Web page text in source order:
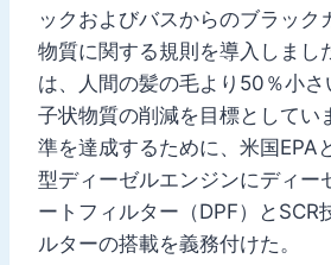
ックおよびバスからのブラック
物質に関する規則を導入しまし
は、人間の髪の毛より50％小
子状物質の削減を目標としてい
準を達成するために、米国EPA
型ディーゼルエンジンにディー
ートフィルター（DPF）とSCR
ルターの搭載を義務付けた。